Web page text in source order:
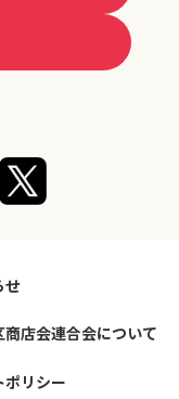
せ
商店会連合会について
ポリシー